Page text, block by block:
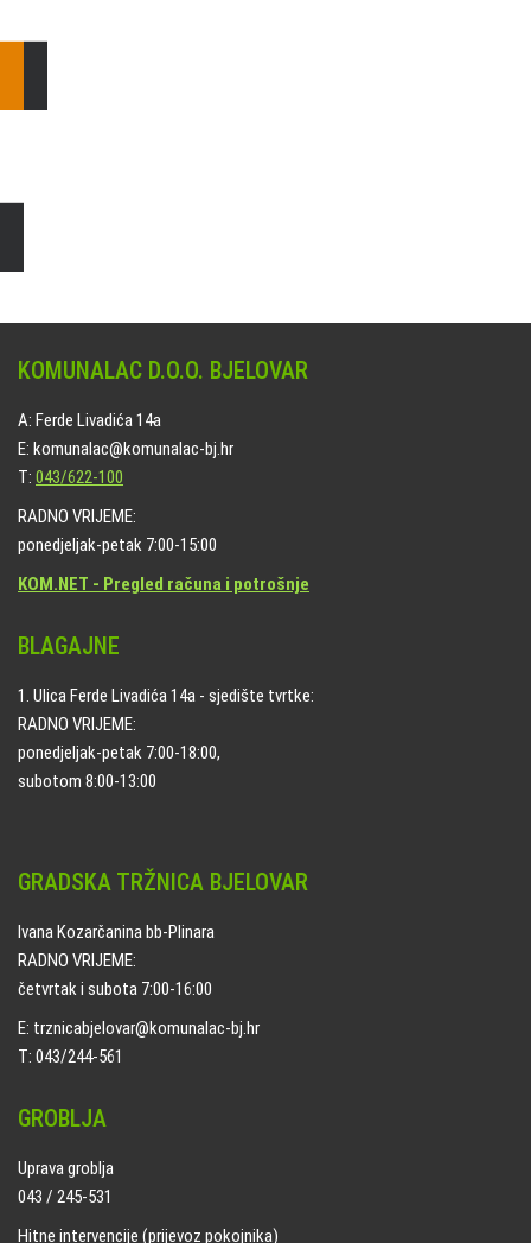
KOMUNALAC D.O.O. BJELOVAR
A: Ferde Livadića 14a
E: komunalac@komunalac-bj.hr
T: 043/622-100
RADNO VRIJEME:
ponedjeljak-petak 7:00-15:00
KOM.NET - Pregled računa i potrošnje
BLAGAJNE
1. Ulica Ferde Livadića 14a - sjedište tvrtke:
RADNO VRIJEME:
ponedjeljak-petak 7:00-18:00,
subotom 8:00-13:00
GRADSKA TRŽNICA BJELOVAR
Ivana Kozarčanina bb-Plinara
RADNO VRIJEME:
četvrtak i subota 7:00-16:00
E: trznicabjelovar@komunalac-bj.hr
T: 043/244-561
GROBLJA
Uprava groblja
043 / 245-531
Hitne intervencije (prijevoz pokojnika)